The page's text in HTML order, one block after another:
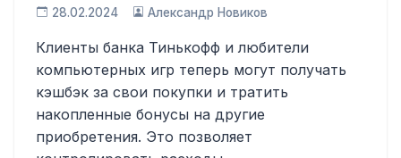
28.02.2024 Александр Новиков
Клиенты банка Тинькофф и любители
компьютерных игр теперь могут получать
кэшбэк за свои покупки и тратить
накопленные бонусы на другие
приобретения. Это позволяет